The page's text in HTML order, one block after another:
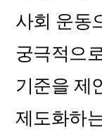
사회 운동
궁극적으
기준을 제
제도화하